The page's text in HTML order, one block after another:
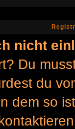
nicht
Du
du
dem so